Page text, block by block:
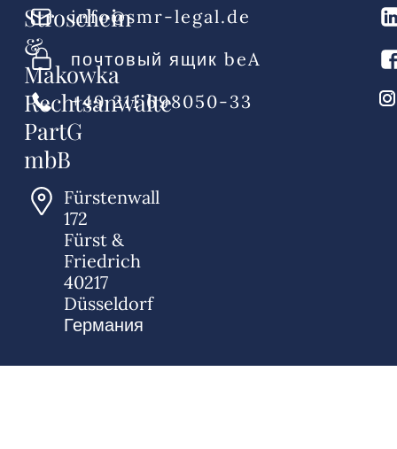
Stroschein
&
Makowka
Rechtsanwälte
PartG
mbB
Fürstenwall
172
Fürst &
Friedrich
40217
Düsseldorf
Германия
info@smr-legal.de
почтовый ящик beA
+49 211 698050-33